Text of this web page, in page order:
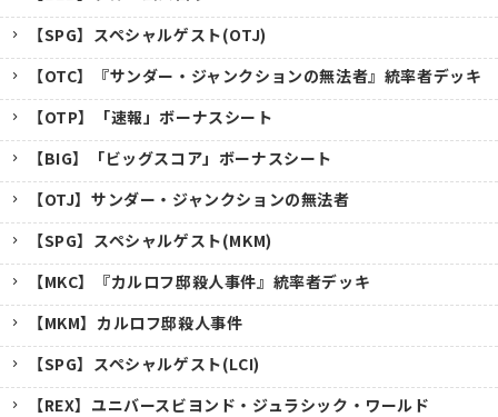
【SPG】スペシャルゲスト(OTJ)
【OTC】『サンダー・ジャンクションの無法者』統率者デッキ
【OTP】「速報」ボーナスシート
【BIG】「ビッグスコア」ボーナスシート
【OTJ】サンダー・ジャンクションの無法者
【SPG】スペシャルゲスト(MKM)
【MKC】『カルロフ邸殺人事件』統率者デッキ
【MKM】カルロフ邸殺人事件
【SPG】スペシャルゲスト(LCI)
【REX】ユニバースビヨンド・ジュラシック・ワールド